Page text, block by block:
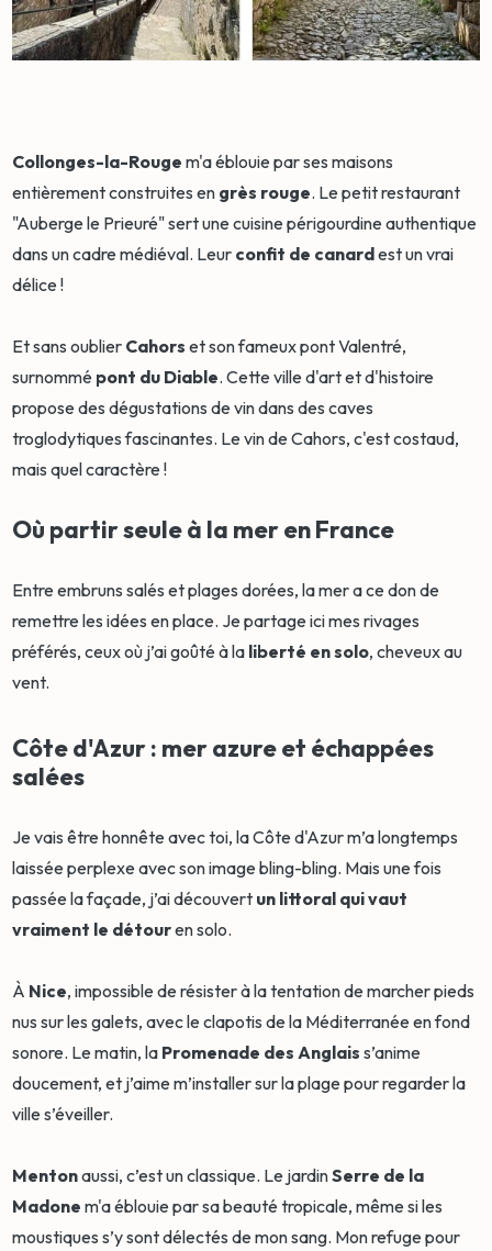
Collonges-la-Rouge m'a éblouie par ses maisons
entièrement construites en grès rouge. Le petit restaurant
"Auberge le Prieuré" sert une cuisine périgourdine authentique
dans un cadre médiéval. Leur confit de canardest un vrai
délice !
Et sans oublier Cahors et son fameux pont Valentré,
surnommé pont du Diable. Cette ville d'art et d'histoire
propose des dégustations de vin dans des caves
troglodytiques fascinantes. Le vin de Cahors, c'est costaud,
mais quel caractère !
Où partir seule à la mer en France
Entre embruns salés et plages dorées, la mer a ce don de
remettre les idées en place. Je partage ici mes rivages
préférés, ceux où j’ai goûté à la liberté en solo, cheveux au
vent.
Côte d'Azur : mer azure et échappées
salées
Je vais être honnête avec toi, la Côte d'Azur m’a longtemps
laissée perplexe avec son image bling-bling. Mais une fois
passée la façade, j’ai découvert un littoral qui vaut
vraiment le détouren solo.
À Nice, impossible de résister à la tentation de marcher pieds
nus sur les galets, avec le clapotis de la Méditerranée en fond
sonore. Le matin, la Promenade des Anglais s’anime
doucement, et j’aime m’installer sur la plage pour regarder la
ville s’éveiller.
Mentonaussi, c’est un classique. Le jardinSerre de la
Madone m'a éblouie par sa beauté tropicale, même si les
moustiques s’y sont délectés de mon sang. Mon refuge pour